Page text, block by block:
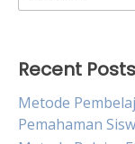
for:
Recent Posts
Metode
Pemahaman